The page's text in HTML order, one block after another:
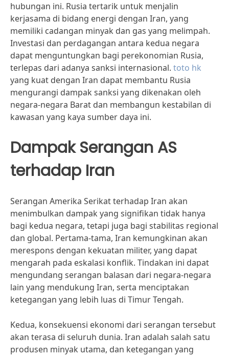
hubungan ini. Rusia tertarik untuk menjalin
kerjasama di bidang energi dengan Iran, yang
memiliki cadangan minyak dan gas yang melimpah.
Investasi dan perdagangan antara kedua negara
dapat menguntungkan bagi perekonomian Rusia,
terlepas dari adanya sanksi internasional. toto hk
yang kuat dengan Iran dapat membantu Rusia
mengurangi dampak sanksi yang dikenakan oleh
negara-negara Barat dan membangun kestabilan di
kawasan yang kaya sumber daya ini.
Dampak Serangan AS
terhadap Iran
Serangan Amerika Serikat terhadap Iran akan
menimbulkan dampak yang signifikan tidak hanya
bagi kedua negara, tetapi juga bagi stabilitas regional
dan global. Pertama-tama, Iran kemungkinan akan
merespons dengan kekuatan militer, yang dapat
mengarah pada eskalasi konflik. Tindakan ini dapat
mengundang serangan balasan dari negara-negara
lain yang mendukung Iran, serta menciptakan
ketegangan yang lebih luas di Timur Tengah.
Kedua, konsekuensi ekonomi dari serangan tersebut
akan terasa di seluruh dunia. Iran adalah salah satu
produsen minyak utama, dan ketegangan yang